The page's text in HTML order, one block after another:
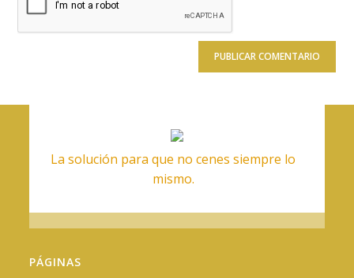
La solución para que no cenes siempre lo
mismo.
PÁGINAS